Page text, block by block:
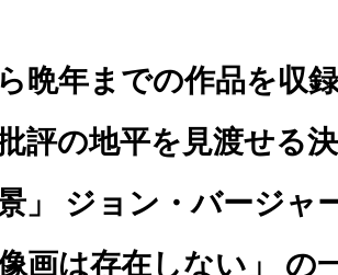
晩年までの作品を収
評の地平を見渡せる
」 ジョン・バージャ
画は存在しない」 の